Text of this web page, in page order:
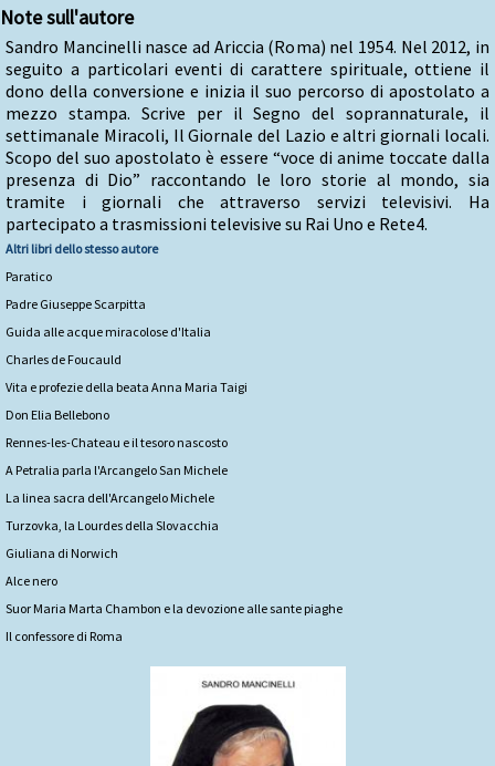
Note sull'autore
Sandro Mancinelli nasce ad Ariccia (Roma) nel 1954. Nel 2012, in
seguito a particolari eventi di carattere spirituale, ottiene il
dono della conversione e inizia il suo percorso di apostolato a
mezzo stampa. Scrive per il Segno del soprannaturale, il
settimanale Miracoli, Il Giornale del Lazio e altri giornali locali.
Scopo del suo apostolato è essere “voce di anime toccate dalla
presenza di Dio” raccontando le loro storie al mondo, sia
tramite i giornali che attraverso servizi televisivi. Ha
partecipato a trasmissioni televisive su Rai Uno e Rete4.
Altri libri dello stesso autore
Paratico
Padre Giuseppe Scarpitta
Guida alle acque miracolose d'Italia
Charles de Foucauld
Vita e profezie della beata Anna Maria Taigi
Don Elia Bellebono
Rennes-les-Chateau e il tesoro nascosto
A Petralia parla l'Arcangelo San Michele
La linea sacra dell'Arcangelo Michele
Turzovka, la Lourdes della Slovacchia
Giuliana di Norwich
Alce nero
Suor Maria Marta Chambon e la devozione alle sante piaghe
Il confessore di Roma